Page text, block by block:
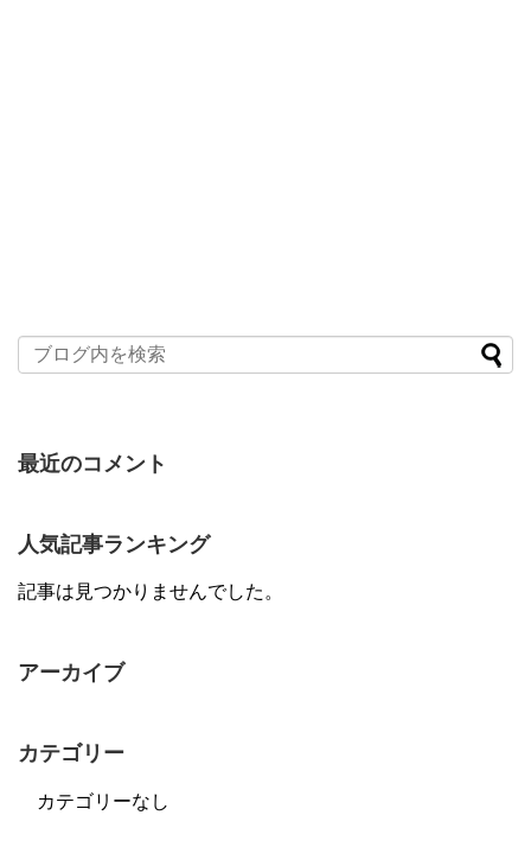
最近のコメント
人気記事ランキング
記事は見つかりませんでした。
アーカイブ
カテゴリー
カテゴリーなし